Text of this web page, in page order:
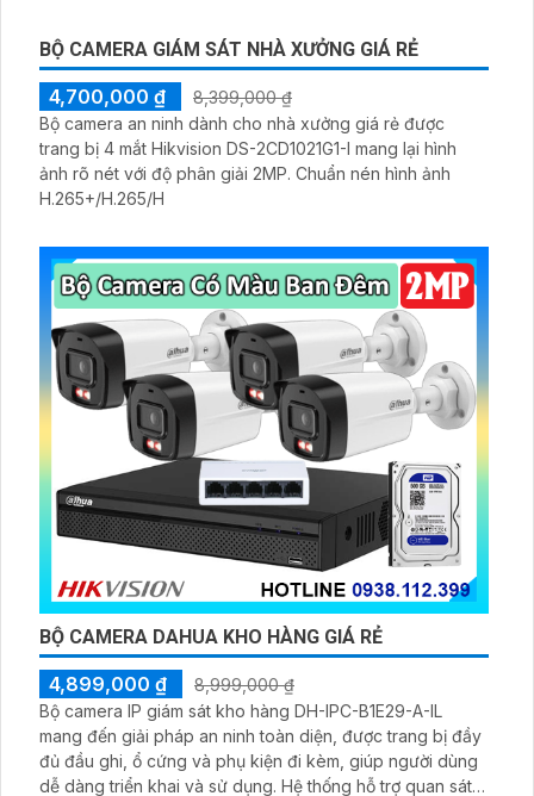
BỘ CAMERA GIÁM SÁT NHÀ XƯỞNG GIÁ RẺ
4,700,000 ₫
8,399,000 ₫
Bộ camera an ninh dành cho nhà xưởng giá rẻ được
trang bị 4 mắt Hikvision DS-2CD1021G1-I mang lại hình
ảnh rõ nét với độ phân giải 2MP. Chuẩn nén hình ảnh
H.265+/H.265/H